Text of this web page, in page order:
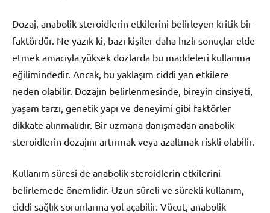
Dozaj, anabolik steroidlerin etkilerini belirleyen kritik bir
faktördür. Ne yazık ki, bazı kişiler daha hızlı sonuçlar elde
etmek amacıyla yüksek dozlarda bu maddeleri kullanma
eğilimindedir. Ancak, bu yaklaşım ciddi yan etkilere
neden olabilir. Dozajın belirlenmesinde, bireyin cinsiyeti,
yaşam tarzı, genetik yapı ve deneyimi gibi faktörler
dikkate alınmalıdır. Bir uzmana danışmadan anabolik
steroidlerin dozajını artırmak veya azaltmak riskli olabilir.
Kullanım süresi de anabolik steroidlerin etkilerini
belirlemede önemlidir. Uzun süreli ve sürekli kullanım,
ciddi sağlık sorunlarına yol açabilir. Vücut, anabolik